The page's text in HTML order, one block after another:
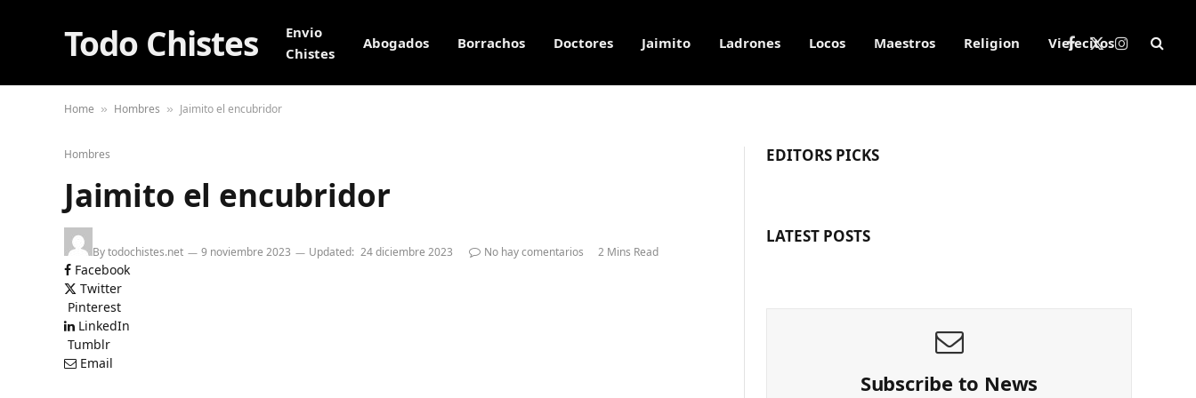
Todo Chistes
Envio
Chistes
Abogados Borrachos Doctores Jaimito Ladrones Locos Maestros Religion Viejecitos
Facebook
X
Instagram
Home » Hombres » Jaimito el encubridor
Hombres
Jaimito el encubridor
Bytodochistes.net 9 noviembre 2023 Updated: 24 diciembre 2023 No hay comentarios 2 Mins Read
Facebook
Twitter
Pinterest
LinkedIn
Tumblr
Email
EDITORS PICKS
LATEST POSTS
Subscribe to News